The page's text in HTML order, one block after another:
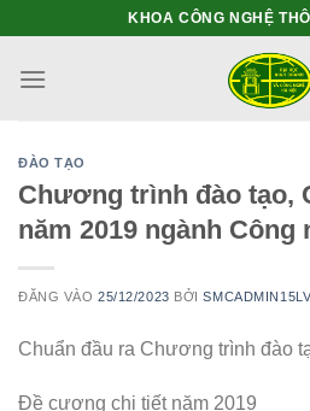
nội
KHOA CÔNG NGHỆ
ĐÀO TẠO
Chương trình đào tạo,
năm 2019 ngành Công
ĐĂNG VÀO25/12/2023 BỞI
Chuẩn đầu ra Chương trình đào
Đề cương chi tiết năm 2019